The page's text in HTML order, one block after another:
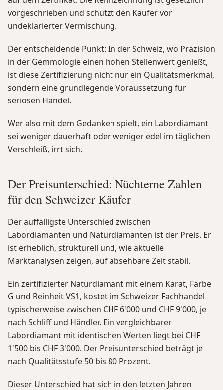
vorgeschrieben und schützt den Käufer vor
undeklarierter Vermischung.
Der entscheidende Punkt: In der Schweiz, wo Präzision
in der Gemmologie einen hohen Stellenwert genießt,
ist diese Zertifizierung nicht nur ein Qualitätsmerkmal,
sondern eine grundlegende Voraussetzung für
seriösen Handel.
Wer also mit dem Gedanken spielt, ein Labordiamant
sei weniger dauerhaft oder weniger edel im täglichen
Verschleiß, irrt sich.
Der Preisunterschied: Nüchterne Zahlen
für den Schweizer Käufer
Der auffälligste Unterschied zwischen
Labordiamanten und Naturdiamanten ist der Preis. Er
ist erheblich, strukturell und, wie aktuelle
Marktanalysen zeigen, auf absehbare Zeit stabil.
Ein zertifizierter Naturdiamant mit einem Karat, Farbe
G und Reinheit VS1, kostet im Schweizer Fachhandel
typischerweise zwischen CHF 6'000 und CHF 9'000, je
nach Schliff und Händler. Ein vergleichbarer
Labordiamant mit identischen Werten liegt bei CHF
1'500 bis CHF 3'000. Der Preisunterschied beträgt je
nach Qualitätsstufe 50 bis 80 Prozent.
Dieser Unterschied hat sich in den letzten Jahren